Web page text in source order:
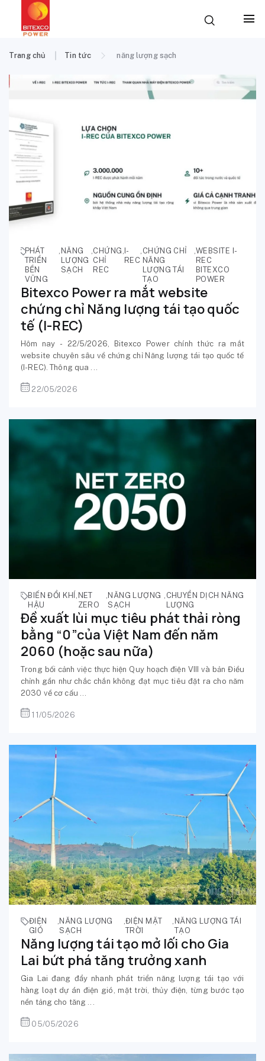
Trang chủ Tin tức năng lượng sạch
PHÁT
TRIỂN
BỀN
VỮNG
, NĂNG
LƯỢNG
SẠCH
,CHỨNG
CHỈ
REC
, I-
REC
, CHỨNG CHỈ
NĂNG
LƯỢNG TÁI
TẠO
,WEBSITE I-
REC
BITEXCO
POWER
Bitexco Power ra mắt website
chứng chỉ Năng lượng tái tạo quốc
tế (I-REC)
Hôm nay - 22/5/2026, Bitexco Power chính thức ra mắt
website chuyên sâu về chứng chỉ Năng lượng tái tạo quốc tế
(I-REC). Thông qua ...
22/05/2026
BIẾN ĐỔI KHÍ
HẬU
, NET
ZERO
, NĂNG LƯỢNG
SẠCH
, CHUYỂN DỊCH NĂNG
LƯỢNG
Đề xuất lùi mục tiêu phát thải ròng
bằng “0”của Việt Nam đến năm
2060 (hoặc sau nữa)
Trong bối cảnh việc thực hiện Quy hoạch điện VIII và bản Điều
chỉnh gần như chắc chắn không đạt mục tiêu đặt ra cho năm
2030 về cơ cấu ...
11/05/2026
ĐIỆN
GIÓ
, NĂNG LƯỢNG
SẠCH
,ĐIỆN MẶT
TRỜI
, NĂNG LƯỢNG TÁI
TẠO
Năng lượng tái tạo mở lối cho Gia
Lai bứt phá tăng trưởng xanh
Gia Lai đang đẩy nhanh phát triển năng lượng tái tạo với
hàng loạt dự án điện gió, mặt trời, thủy điện, từng bước tạo
nền tảng cho tăng ...
05/05/2026